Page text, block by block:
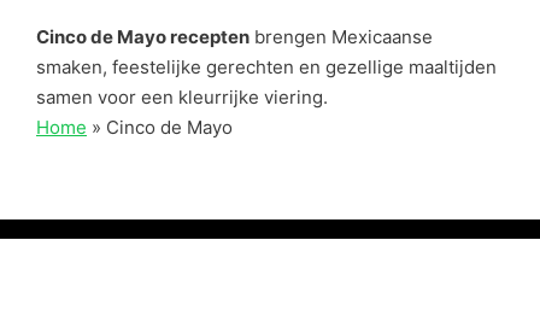
Cinco de Mayo recepten brengen Mexicaanse
smaken, feestelijke gerechten en gezellige maaltijden
samen voor een kleurrijke viering.
Home » Cinco de Mayo